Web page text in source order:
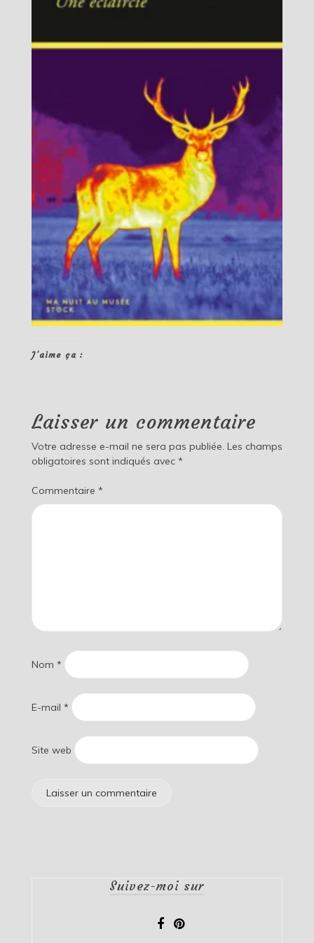
J’aime ça :
Laisser un commentaire
Votre adresse e-mail ne sera pas publiée. Les champs
obligatoires sont indiqués avec *
Commentaire *
Nom *
E-mail *
Site web
Suivez-moi sur